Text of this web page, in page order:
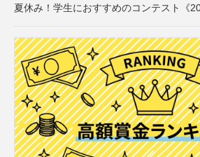
夏休み！学生におすすめのコンテスト《